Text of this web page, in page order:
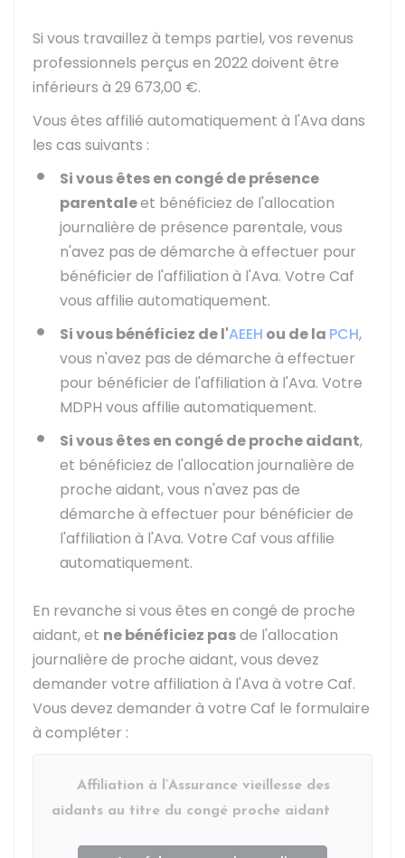
Si vous travaillez à temps partiel, vos revenus
professionnels perçus en 2022 doivent être
inférieurs à 29 673,00 €.
Vous êtes affilié automatiquement à l'Ava dans
les cas suivants :
Si vous êtes en congé de présence
parentaleet bénéficiez de l'allocation
journalière de présence parentale, vous
n'avez pas de démarche à effectuer pour
bénéficier de l'affiliation à l'Ava. Votre Caf
vous affilie automatiquement.
Si vous bénéficiez de l'AEEH ou de la PCH,
vous n'avez pas de démarche à effectuer
pour bénéficier de l'affiliation à l'Ava. Votre
MDPH vous affilie automatiquement.
Si vous êtes en congé de proche aidant,
et bénéficiez de l'allocation journalière de
proche aidant, vous n'avez pas de
démarche à effectuer pour bénéficier de
l'affiliation à l'Ava. Votre Caf vous affilie
automatiquement.
En revanche si vous êtes en congé de proche
aidant, et ne bénéficiez pasde l'allocation
journalière de proche aidant, vous devez
demander votre affiliation à l'Ava à votre Caf.
Vous devez demander à votre Caf le formulaire
à compléter :
Affiliation à l’Assurance vieillesse des
aidants au titre du congé proche aidant